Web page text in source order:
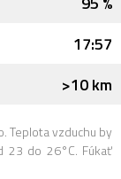
17:57
>10 km
Teplota vzduchu by
23 do 26°C. Fúkať